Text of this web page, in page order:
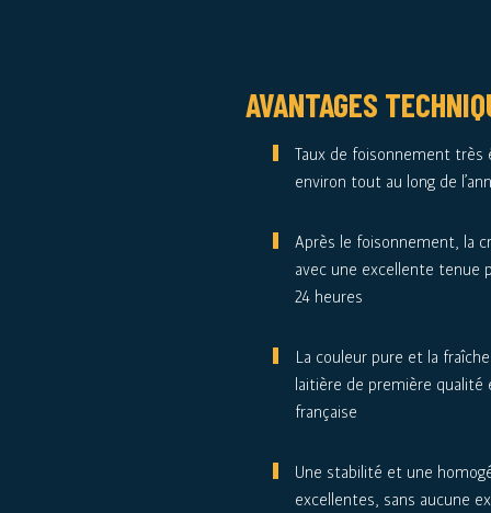
AVANTAGES
Taux de foisonnement très
environ tout au long de
Après le foisonnement, la
avec une excellente tenue
24 heures
La couleur pure et la
laitière de première qualité
française
Une stabilité et une
excellentes, sans aucune